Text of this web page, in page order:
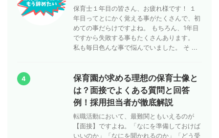
保育士１年目の皆さん、お疲れ様です！ １
年目ってとにかく覚える事がたくさんで、初
めての事だらけですよね。 もちろん、1年目
ですから失敗する事もたくさんあります。
私も毎日色んな事で悩んでいました。 そ ...
4
保育園が求める理想の保育士像と
は？面接でよくある質問と回答
例！採用担当者が徹底解説
転職活動において、最難関ともいえるのが
【面接】ですよね。「なにを準備しておけば
いいのか」「なにを聞かれるのか」「どう受